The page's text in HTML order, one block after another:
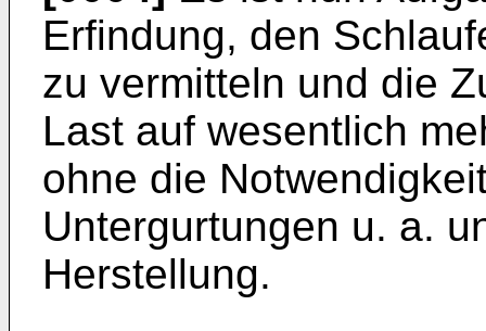
Erfindung, den
zu vermitteln und die
Last auf wesentlich
ohne die
Untergurtungen u. a.
Herstellung.